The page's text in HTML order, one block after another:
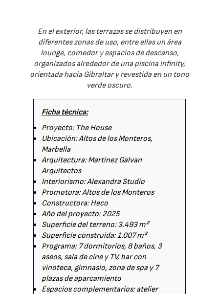
En el exterior, las terrazas se distribuyen en
diferentes zonas de uso, entre ellas un área
lounge, comedor y espacios de descanso,
organizados alrededor de una piscina infinity,
orientada hacia Gibraltar y revestida en un tono
verde oscuro.
Ficha técnica:
Proyecto: The House
Ubicación: Altos de los Monteros,
Marbella
Arquitectura: Martinez Galvan
Arquitectos
Interiorismo: Alexandra Studio
Promotora: Altos de los Monteros
Constructora: Heco
Año del proyecto: 2025
Superficie del terreno: 3.493 m²
Superficie construida: 1.007 m²
Programa: 7 dormitorios, 8 baños, 3
aseos, sala de cine y TV, bar con
vinoteca, gimnasio, zona de spa y 7
plazas de aparcamiento
Espacios complementarios: atelier